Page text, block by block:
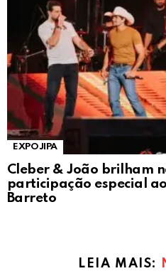
EXPOJIPA
Cleber & João brilham
participação especial
Barreto
LEIA MAIS: